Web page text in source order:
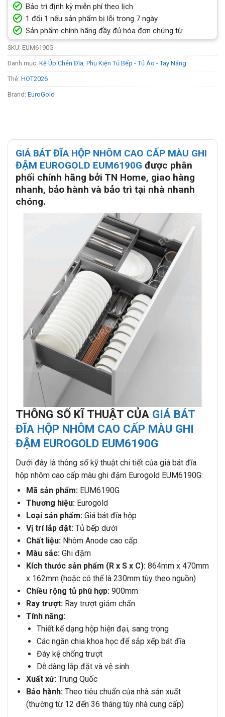
Bảo trì định kỳ miễn phí theo lịch
1 đổi 1 nếu sản phẩm bị lỗi trong 7 ngày
Sản phẩm chính hãng đầy đủ hóa đơn chứng từ
SKU: EUM6190G
Danh mục: Kệ Úp Chén Đĩa, Phụ Kiện Tủ Bếp - Tủ Áo - Tay Nâng
Thẻ: HOT2026
Brand: EuroGold
GIÁ BÁT ĐĨA HỘP NHÔM CAO CẤP MÀU GHI
ĐẬM EUROGOLD EUM6190G được phân
phối chính hãng bởi TN Home, giao hàng
nhanh, bảo hành và bảo trì tại nhà nhanh
chóng.
THÔNG SỐ KĨ THUẬT CỦA GIÁ BÁT
ĐĨA HỘP NHÔM CAO CẤP MÀU GHI
ĐẬM EUROGOLD EUM6190G
Dưới đây là thông số kỹ thuật chi tiết của giá bát đĩa
hộp nhôm cao cấp màu ghi đậm Eurogold EUM6190G:
Mã sản phẩm:EUM6190G
Thương hiệu:Eurogold
Loại sản phẩm:Giá bát đĩa hộp
Vị trí lắp đặt:Tủ bếp dưới
Chất liệu:Nhôm Anode cao cấp
Màu sắc:Ghi đậm
Kích thước sản phẩm (R x S x C):864mm x 470mm
x 162mm (hoặc có thể là 230mm tùy theo nguồn)
Chiều rộng tủ phù hợp:900mm
Ray trượt:Ray trượt giảm chấn
Tính năng:
Thiết kế dạng hộp hiện đại, sang trọng
Các ngăn chia khoa học để sắp xếp bát đĩa
Đáy kệ chống trượt
Dễ dàng lắp đặt và vệ sinh
Xuất xứ:Trung Quốc
Bảo hành:Theo tiêu chuẩn của nhà sản xuất
(thường từ 12 đến 36 tháng tùy nhà cung cấp)